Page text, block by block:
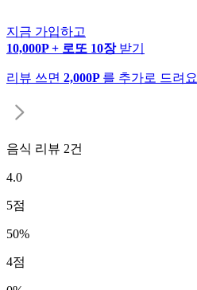
지금 가입하고
10,000P + 로또 10장 받기
리뷰 쓰면 2,000P 를 추가로 드려요
음식 리뷰 2건
4.0
5점
50%
4점